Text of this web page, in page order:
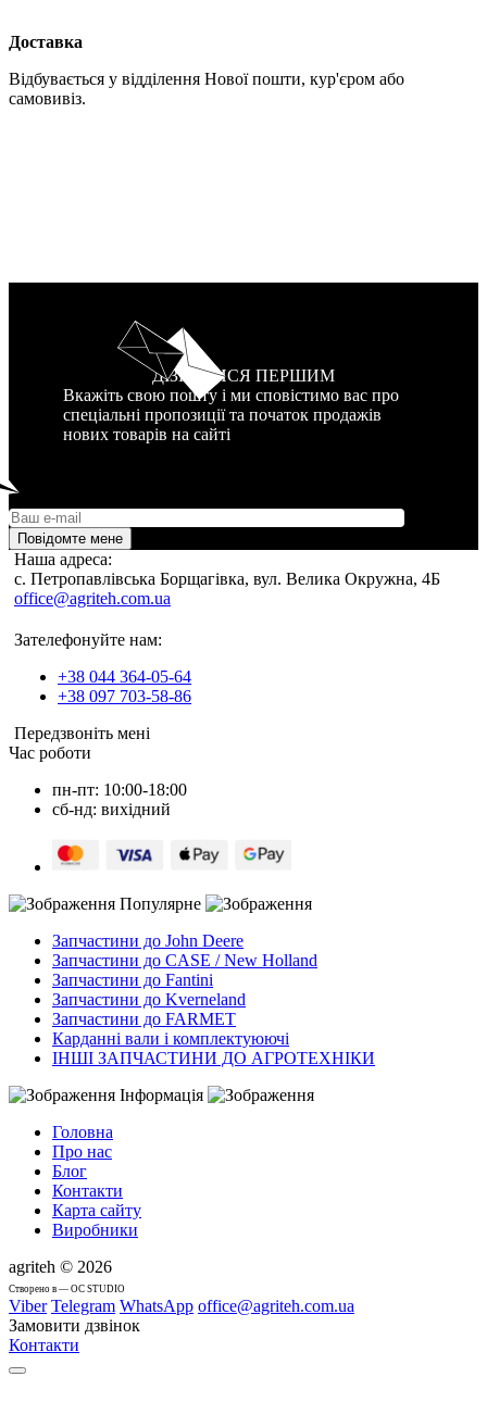
Доставка
Відбувається у відділення Нової пошти, кур'єром або
самовивіз.
ДІЗНАТИСЯ ПЕРШИМ
Вкажіть свою пошту і ми сповістимо вас про
спеціальні пропозиції та початок продажів
нових товарів на сайті
Повідомте мене
Наша адреса:
c. Петропавлівська Борщагівка, вул. Велика Окружна, 4Б
office@agriteh.com.ua
Зателефонуйте нам:
+38 044 364-05-64
+38 097 703-58-86
Передзвоніть мені
Час роботи
пн-пт: 10:00-18:00
сб-нд: вихідний
Популярне
Запчастини до John Deere
Запчастини до CASE / New Holland
Запчастини до Fantini
Запчастини до Kverneland
Запчастини до FARMET
Карданні вали і комплектуюючі
ІНШІ ЗАПЧАСТИНИ ДО АГРОТЕХНІКИ
Інформація
Головна
Про нас
Блог
Контакти
Карта сайту
Виробники
agriteh © 2026
Cтворено в — OC STUDIO
Viber Telegram WhatsApp office@agriteh.com.ua
Замовити дзвінок
Контакти